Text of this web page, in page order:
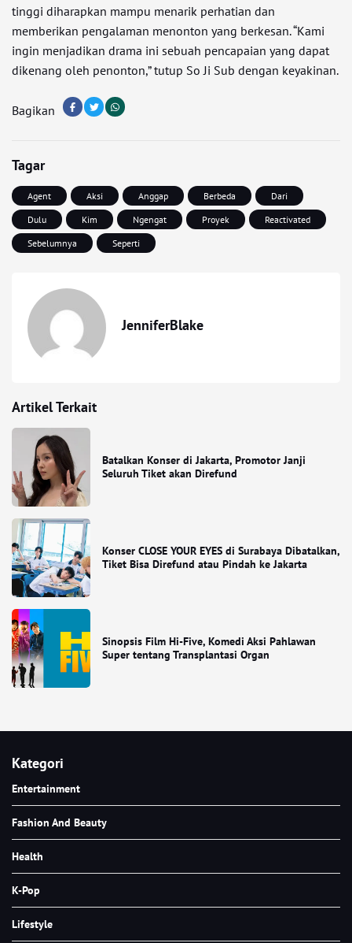
tinggi diharapkan mampu menarik perhatian dan
memberikan pengalaman menonton yang berkesan. “Kami
ingin menjadikan drama ini sebuah pencapaian yang dapat
dikenang oleh penonton,” tutup So Ji Sub dengan keyakinan.
Bagikan
Tagar
Agent Aksi Anggap Berbeda
Dari
Dulu
Kim Ngengat Proyek
Reactivated
Sebelumnya
Seperti
JenniferBlake
Artikel Terkait
Batalkan Konser di Jakarta, Promotor Janji
Seluruh Tiket akan Direfund
Konser CLOSE YOUR EYES di Surabaya Dibatalkan,
Tiket Bisa Direfund atau Pindah ke Jakarta
Sinopsis Film Hi-Five, Komedi Aksi Pahlawan
Super tentang Transplantasi Organ
Kategori
Entertainment
Fashion And Beauty
Health
K-Pop
Lifestyle